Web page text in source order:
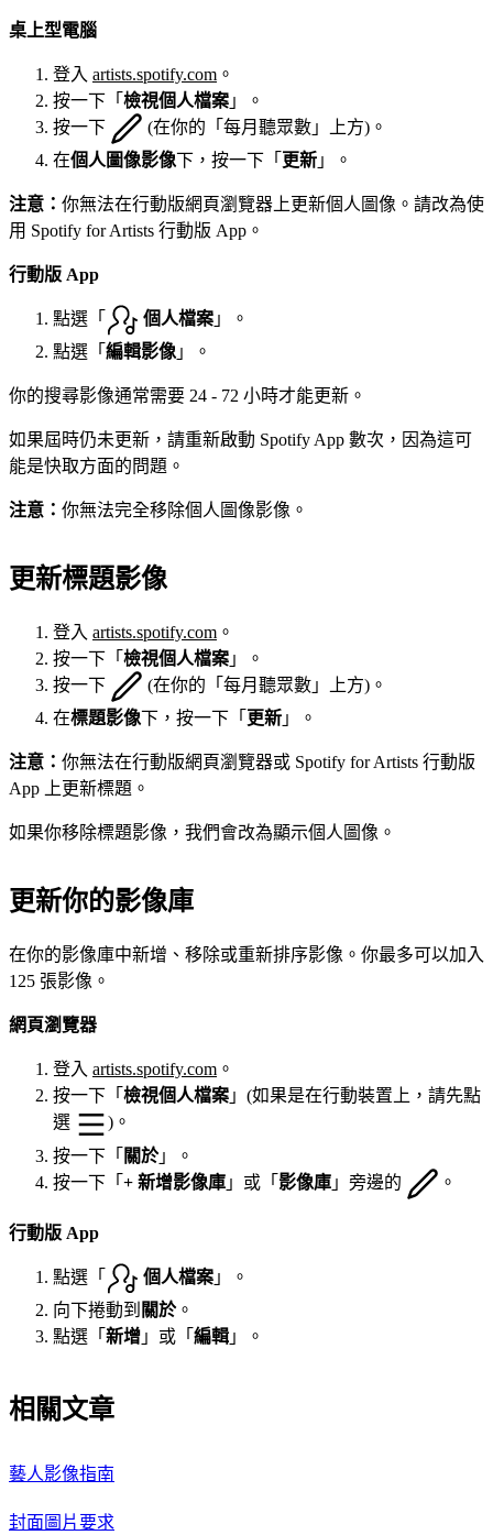
桌上型電腦
登入 artists.spotify.com 。
按一下「 檢視個人檔案 」。
按一下
(在你的「每月聽眾數」上方)。
在個人圖像影像下，按一下「 更新 」。
注意： 你無法在行動版網頁瀏覽器上更新個人圖像。請改為使
用 Spotify for Artists 行動版 App。
行動版 App
點選「 個人檔案 」。
點選「 編輯影像 」。
你的搜尋影像通常需要 24 - 72 小時才能更新。
如果屆時仍未更新，請重新啟動 Spotify App 數次，因為這可
能是快取方面的問題。
注意： 你無法完全移除個人圖像影像。
更新標題影像
登入 artists.spotify.com 。
按一下「 檢視個人檔案 」。
按一下
(在你的「每月聽眾數」上方)。
在標題影像 下，按一下「 更新 」。
注意： 你無法在行動版網頁瀏覽器或 Spotify for Artists 行動版
App 上更新標題。
如果你移除標題影像，我們會改為顯示個人圖像。
更新你的影像庫
在你的影像庫中新增、移除或重新排序影像。你最多可以加入
125 張影像。
網頁瀏覽器
登入 artists.spotify.com 。
按一下「 檢視個人檔案 」(如果是在行動裝置上，請先點
選
)。
按一下「 關於」。
按一下「 + 新增影像庫 」或「 影像庫 」旁邊的 。
行動版 App
點選「 個人檔案 」。
向下捲動到 關於。
點選「 新增 」或「 編輯 」。
相關文章
藝人影像指南
封面圖片要求